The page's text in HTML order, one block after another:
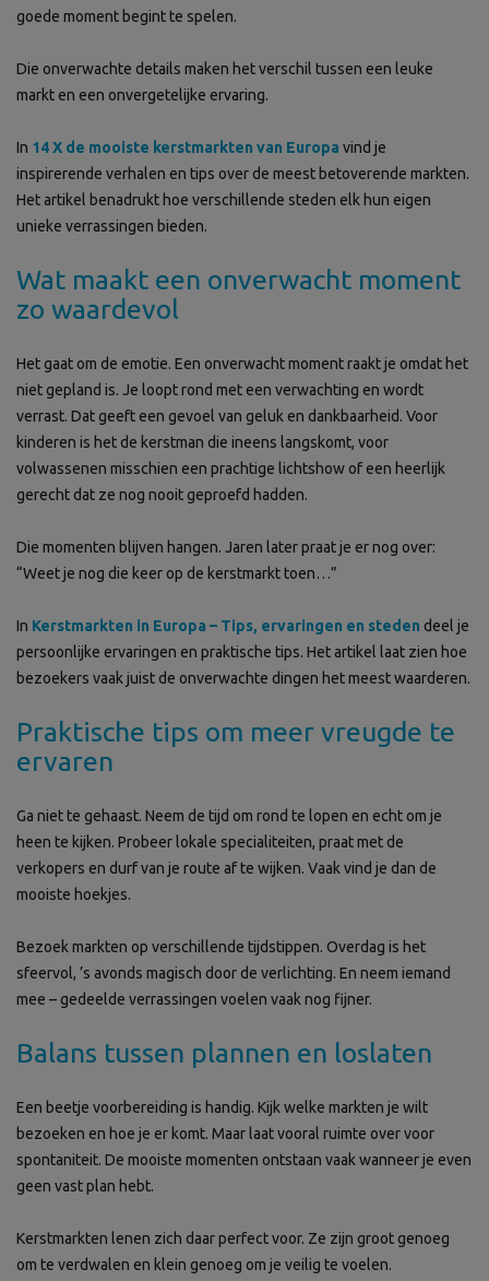
goede moment begint te spelen.
Die onverwachte details maken het verschil tussen een leuke
markt en een onvergetelijke ervaring.
In 14 X de mooiste kerstmarkten van Europa vind je
inspirerende verhalen en tips over de meest betoverende markten.
Het artikel benadrukt hoe verschillende steden elk hun eigen
unieke verrassingen bieden.
Wat maakt een onverwacht moment
zo waardevol
Het gaat om de emotie. Een onverwacht moment raakt je omdat het
niet gepland is. Je loopt rond met een verwachting en wordt
verrast. Dat geeft een gevoel van geluk en dankbaarheid. Voor
kinderen is het de kerstman die ineens langskomt, voor
volwassenen misschien een prachtige lichtshow of een heerlijk
gerecht dat ze nog nooit geproefd hadden.
Die momenten blijven hangen. Jaren later praat je er nog over:
“Weet je nog die keer op de kerstmarkt toen…”
In Kerstmarkten in Europa – Tips, ervaringen en steden deel je
persoonlijke ervaringen en praktische tips. Het artikel laat zien hoe
bezoekers vaak juist de onverwachte dingen het meest waarderen.
Praktische tips om meer vreugde te
ervaren
Ga niet te gehaast. Neem de tijd om rond te lopen en echt om je
heen te kijken. Probeer lokale specialiteiten, praat met de
verkopers en durf van je route af te wijken. Vaak vind je dan de
mooiste hoekjes.
Bezoek markten op verschillende tijdstippen. Overdag is het
sfeervol, ’s avonds magisch door de verlichting. En neem iemand
mee – gedeelde verrassingen voelen vaak nog fijner.
Balans tussen plannen en loslaten
Een beetje voorbereiding is handig. Kijk welke markten je wilt
bezoeken en hoe je er komt. Maar laat vooral ruimte over voor
spontaniteit. De mooiste momenten ontstaan vaak wanneer je even
geen vast plan hebt.
Kerstmarkten lenen zich daar perfect voor. Ze zijn groot genoeg
om te verdwalen en klein genoeg om je veilig te voelen.